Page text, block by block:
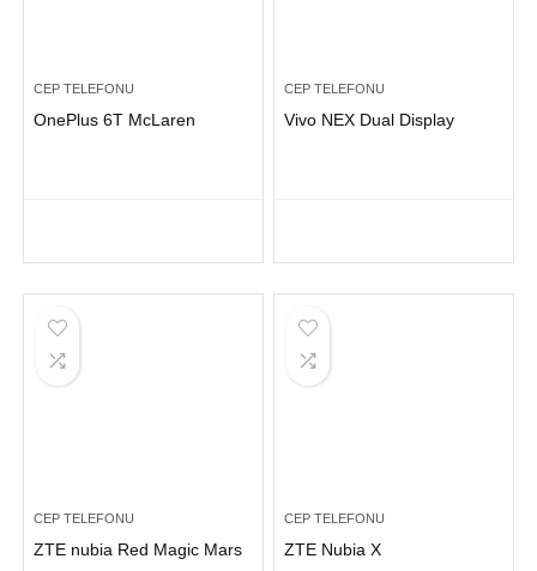
CEP TELEFONU
OnePlus 6T McLaren
CEP TELEFONU
Vivo NEX Dual Display
CEP TELEFONU
ZTE nubia Red Magic Mars
CEP TELEFONU
ZTE Nubia X